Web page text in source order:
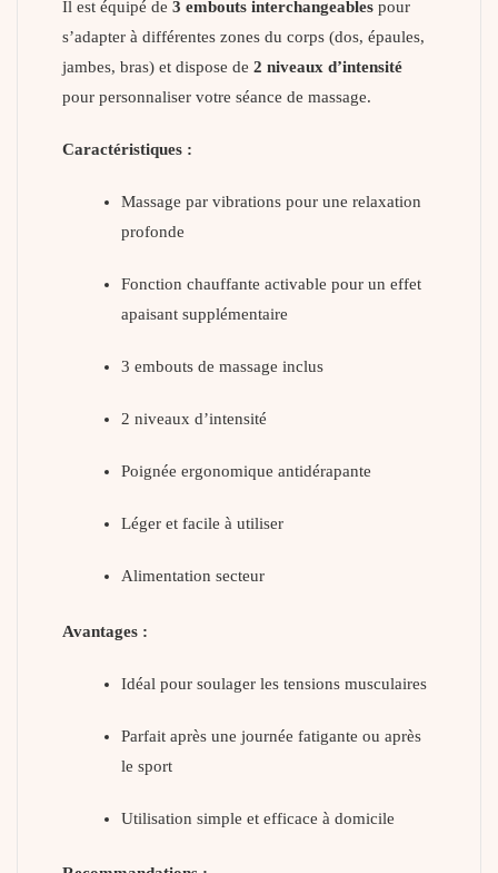
Il est équipé de 3 embouts interchangeables pour
s’adapter à différentes zones du corps (dos, épaules,
jambes, bras) et dispose de 2 niveaux d’intensité
pour personnaliser votre séance de massage.
Caractéristiques :
Massage par vibrations pour une relaxation
profonde
Fonction chauffante activable pour un effet
apaisant supplémentaire
3 embouts de massage inclus
2 niveaux d’intensité
Poignée ergonomique antidérapante
Léger et facile à utiliser
Alimentation secteur
Avantages :
Idéal pour soulager les tensions musculaires
Parfait après une journée fatigante ou après
le sport
Utilisation simple et efficace à domicile